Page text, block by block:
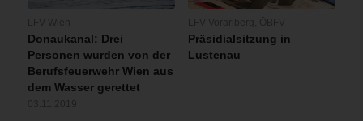
Donaukanal: Drei
Personen wurden von der
Berufsfeuerwehr Wien aus
dem Wasser gerettet
Präsidialsitzung in
Lustenau